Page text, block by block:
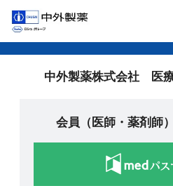
中外製薬株式会社 医
会員（医師・薬剤師